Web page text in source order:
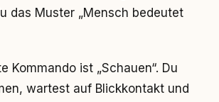
das Muster „Mensch bedeutet
Kommando ist „Schauen“. Du
wartest auf Blickkontakt und